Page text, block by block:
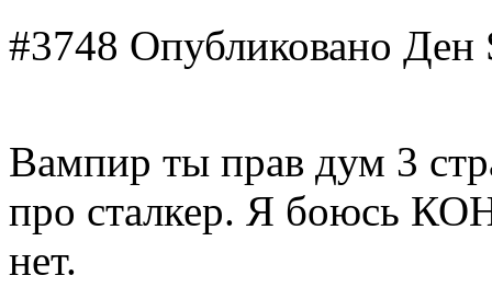
#3748 Опубликовано Ден
Вампир ты прав дум 3
про сталкер. Я боюсь
нет.